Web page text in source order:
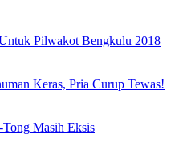
Pilwakot Bengkulu 2018
Keras, Pria Curup Tewas!
Masih Eksis